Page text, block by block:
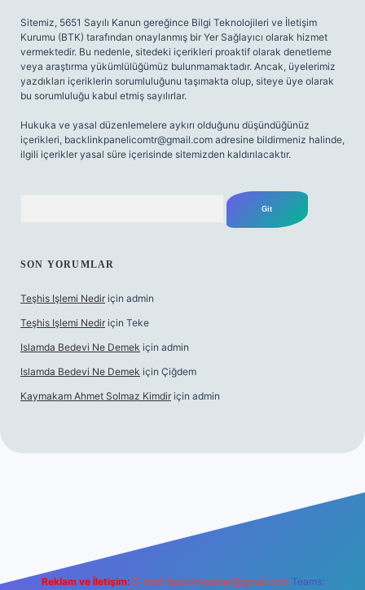
Sitemiz, 5651 Sayılı Kanun gereğince Bilgi Teknolojileri ve İletişim
Kurumu (BTK) tarafından onaylanmış bir Yer Sağlayıcı olarak hizmet
vermektedir. Bu nedenle, sitedeki içerikleri proaktif olarak denetleme
veya araştırma yükümlülüğümüz bulunmamaktadır. Ancak, üyelerimiz
yazdıkları içeriklerin sorumluluğunu taşımakta olup, siteye üye olarak
bu sorumluluğu kabul etmiş sayılırlar.
Hukuka ve yasal düzenlemelere aykırı olduğunu düşündüğünüz
içerikleri, backlinkpanelicomtr@gmail.com adresine bildirmeniz halinde,
ilgili içerikler yasal süre içerisinde sitemizden kaldırılacaktır.
SON YORUMLAR
Teşhis Işlemi Nedir için admin
Teşhis Işlemi Nedir için Teke
Islamda Bedevi Ne Demek için admin
Islamda Bedevi Ne Demek için Çiğdem
Kaymakam Ahmet Solmaz Kimdir için admin
Reklam ve İletişim: E-mail: backlinkpaneli@gmail.com Teams: